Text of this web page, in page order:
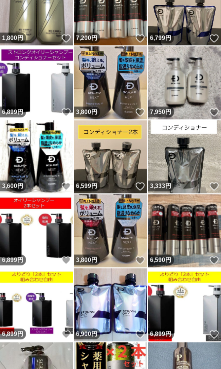
1,800円 いいね！
7,200円 いいね！
6,799円
6,899円 いいね！
3,800円 いいね！
7,950円
3,600円 いいね！
6,599円 いいね！
3,333円
6,899円 いいね！
3,800円 いいね！
6,590円
6,899円 いいね！
6,900円 いいね！
6,899円